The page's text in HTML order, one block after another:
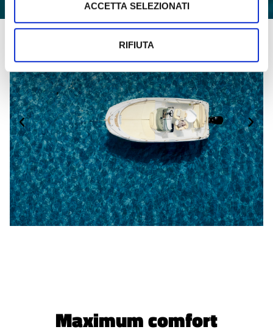
ACCETTA SELEZIONATI
RIFIUTA
Maximum comfort